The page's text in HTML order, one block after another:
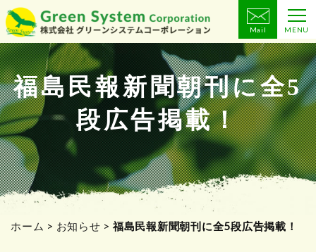
コ
ン
テ
ン
ツ
へ
ス
キ
ッ
プ
Mail MENU
福島民報新聞朝刊に全5
段広告掲載！
ホーム > お知らせ > 福島民報新聞朝刊に全5段広告掲載！